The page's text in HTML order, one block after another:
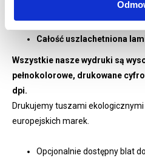
Grafika drukowana
Całość uszlachetniona
Wszystkie nasze wydruki są
pełnokolorowe, drukowane
dpi.
Drukujemy tuszami
europejskich marek.
Opcjonalnie dostępny blat